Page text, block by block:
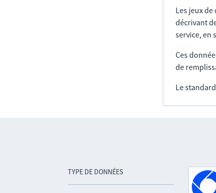
Les jeux
décrivant
service, en
Ces
de
Le
TYPE DE DONNÉES